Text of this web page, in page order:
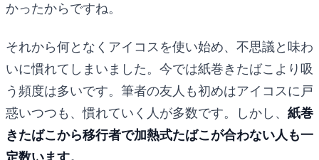
かったからですね。
それから何となくアイコスを使い始め、不思議と味わ
いに慣れてしまいました。今では紙巻きたばこより吸
う頻度は多いです。筆者の友人も初めはアイコスに戸
惑いつつも、慣れていく人が多数です。しかし、 紙巻
きたばこから移行者で加熱式たばこが合わない人も一
定数います。